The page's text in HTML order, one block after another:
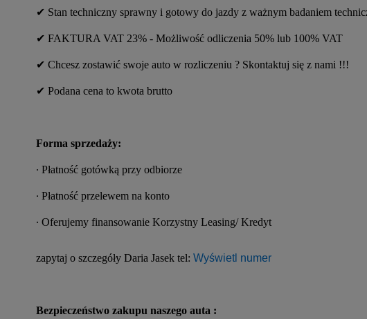
✔︎ Stan techniczny sprawny i gotowy do jazdy z ważnym badaniem
✔︎ FAKTURA VAT 23% - Możliwość odliczenia 50% lub 100% VAT
✔︎ Chcesz zostawić swoje auto w rozliczeniu ? Skontaktuj się z nami !!!
✔︎ Podana cena to kwota brutto
Forma sprzedaży:
∙ Płatność gotówką przy odbiorze
∙ Płatność przelewem na konto
∙ Oferujemy finansowanie Korzystny Leasing/ Kredyt
zapytaj o szczegóły Daria Jasek tel: Wyświetl numer
Bezpieczeństwo zakupu naszego auta :